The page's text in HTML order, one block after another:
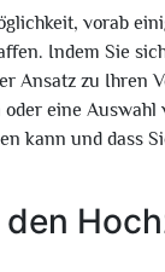
vorab
Indem Sie
Ansatz zu Ihren
eine
kann und dass